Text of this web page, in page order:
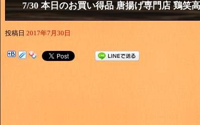
7/30 本日のお買い得品 唐揚げ専門店 鶏笑
投稿日 2017年7月30日